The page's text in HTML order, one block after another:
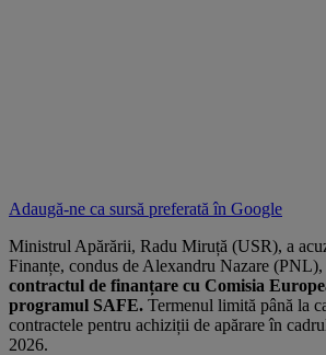
Adaugă-ne ca sursă preferată în Google
Ministrul Apărării, Radu Miruță (USR), a
Finanțe, condus de Alexandru Nazare (PNL),
contractul de finanțare cu Comisia
programul SAFE. Termenul limită până la
contractele pentru achiziții de apărare în
2026.